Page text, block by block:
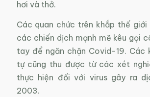
hơi và thở.
Các quan chức trên khắp thế
các chiến dịch mạnh mẽ kêu gọi
tay để ngăn chặn Covid-19. Các
tự cũng thu được từ các xét
thực hiện đối với virus gây ra
2003.